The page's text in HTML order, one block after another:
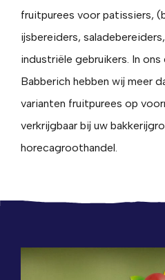
fruitpurees voor patissiers,
ijsbereiders,
industriële gebruikers. In ons
Babberich hebben wij meer
varianten fruitpurees op
verkrijgbaar bij uw
horecagroothandel.